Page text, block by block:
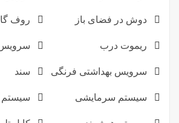
دوش در فضای باز روف
ریموت درب سرویس
سرویس بهداشتی فرنگی سند
سیستم سرمایشی سیستم